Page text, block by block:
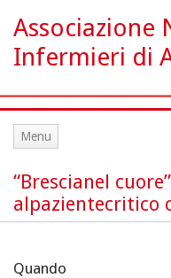
Associazione
Infermieri di
Menu
“Brescianel
alpazientecritico
Quando